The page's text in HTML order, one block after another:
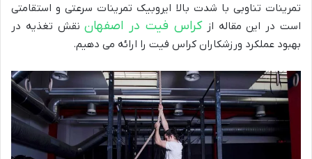
تمرینات تناوبی با شدت بالا ایروبیک تمرینات سرعتی و استقامتی
است در این مقاله ازکراس فیت در اصفهاننقش تغذیه در
بهبود عملکرد ورزشکاران کراس فیت را ارائه می دهیم.